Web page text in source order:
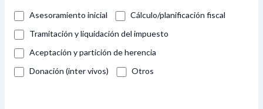
Asesoramiento inicial
Cálculo/planificación fiscal
Tramitación y liquidación del impuesto
Aceptación y partición de herencia
Donación (inter vivos)
Otros